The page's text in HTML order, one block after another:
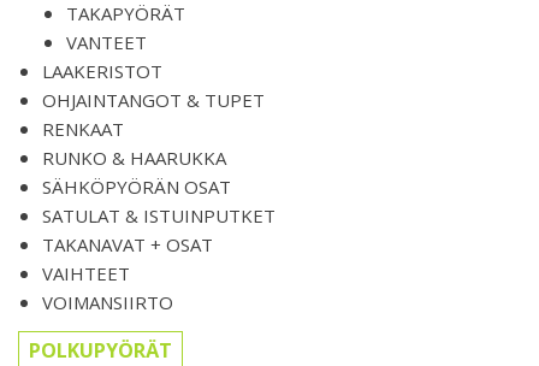
TAKAPYÖRÄT
VANTEET
LAAKERISTOT
OHJAINTANGOT & TUPET
RENKAAT
RUNKO & HAARUKKA
SÄHKÖPYÖRÄN OSAT
SATULAT & ISTUINPUTKET
TAKANAVAT + OSAT
VAIHTEET
VOIMANSIIRTO
POLKUPYÖRÄT